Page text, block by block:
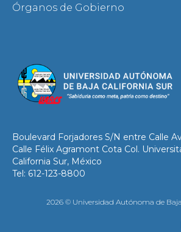
Órganos de Gobierno
Boulevard Forjadores S/N entre Calle
Calle Félix Agramont Cota Col.
California Sur, México
Tel: 612-123-8800
2026 © Universidad Autónoma de